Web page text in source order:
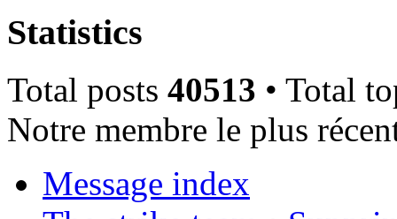
Statistics
Total posts 40513 • Total
Notre membre le plus
Message index